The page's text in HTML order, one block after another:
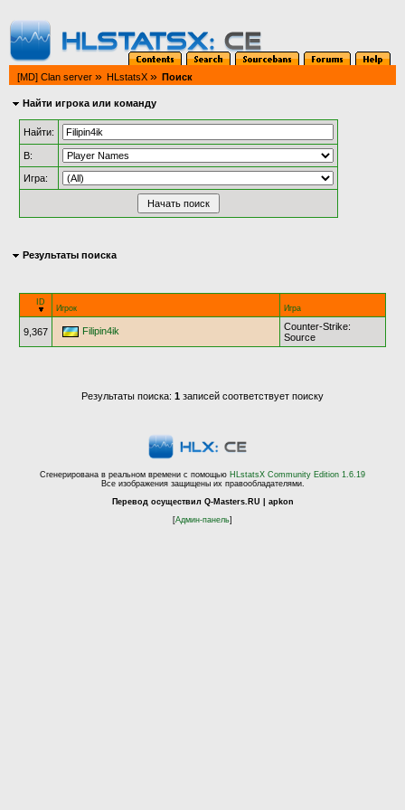
[MD] Clan server » HLstatsX » Поиск
Найти игрока или команду
Найти:
В:
Игра:
Результаты поиска
ID
Игрок Игра
9,367 Filipin4ik
Counter-Strike:
Source
Результаты поиска: 1 записей соответствует поиску
Сгенерирована в реальном времени с помощью HLstatsX Community Edition 1.6.19
Все изображения защищены их правообладателями.
Перевод осуществил Q-Masters.RU | apkon
[Админ-панель]